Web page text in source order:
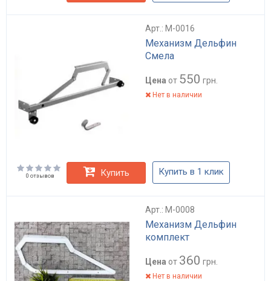
Арт.: M-0016
Механизм Дельфин
Смела
Цена от 550 грн.
Нет в наличии
0 отзывов Купить Купить в 1 клик
Арт.: M-0008
Механизм Дельфин
комплект
Цена от 360 грн.
Нет в наличии